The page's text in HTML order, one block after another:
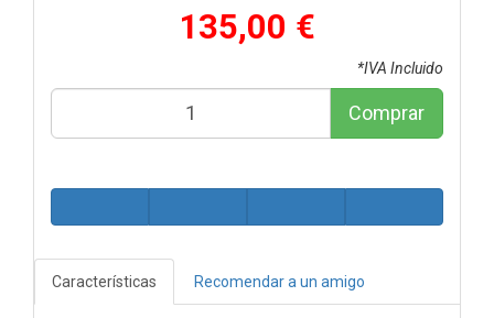
135,00 €
*IVA Incluido
Comprar
Características Recomendar a un amigo